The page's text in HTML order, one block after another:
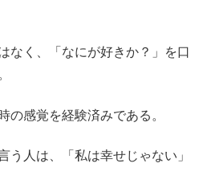
なく、「なにが好きか？」を口
の感覚を経験済みである。
う人は、「私は幸せじゃない」